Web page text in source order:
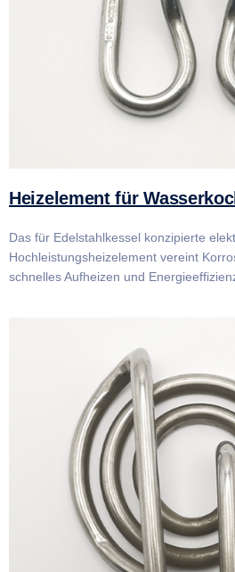
Heizelement für
Das für Edelstahlkessel konzipierte
Hochleistungsheizelement vereint
schnelles Aufheizen und